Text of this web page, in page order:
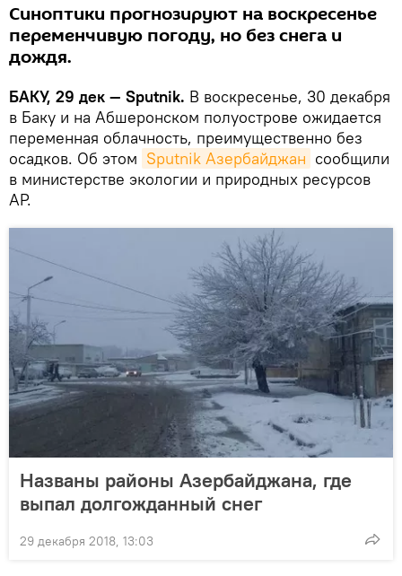
Синоптики прогнозируют на воскресенье
переменчивую погоду, но без снега и
дождя.
БАКУ, 29 дек — Sputnik. В воскресенье, 30 декабря
в Баку и на Абшеронском полуострове ожидается
переменная облачность, преимущественно без
осадков. Об этом Sputnik Азербайджан сообщили
в министерстве экологии и природных ресурсов
АР.
Названы районы Азербайджана, где
выпал долгожданный снег
29 декабря 2018, 13:03